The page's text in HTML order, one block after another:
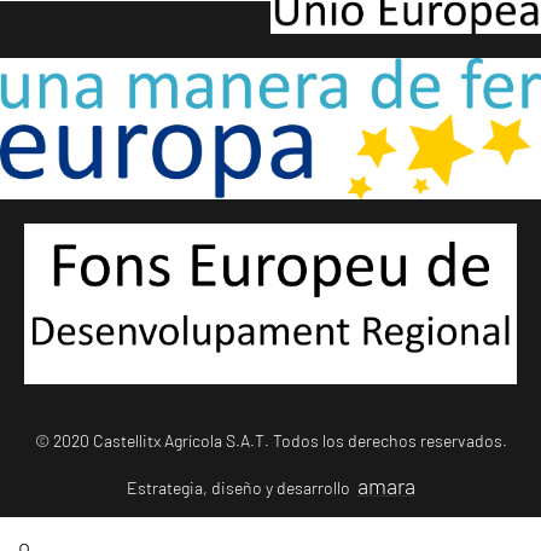
© 2020 Castellitx Agrícola S.A.T. Todos los derechos reservados.
Estrategia, diseño y desarrollo amara